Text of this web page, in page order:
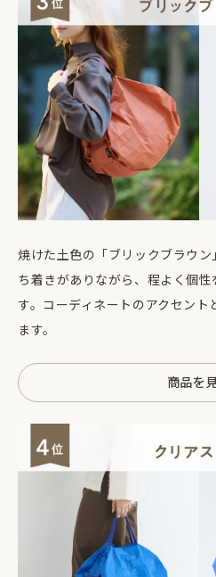
焼けた土色の「ブリックブラウ
ち着きがありながら、程よく個
す。コーディネートのアクセン
ます。
商品を